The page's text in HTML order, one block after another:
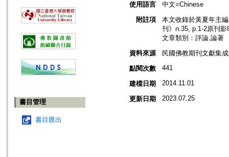
書目管理
書目匯出
使用語言
中文=Chinese
附註項
本文收錄於黃夏年主
刊》n.35, p.1-2原刊影
文章類別：評論,論著
資料來源
民國佛教期刊文獻集
點閱次數
441
建檔日期 2014.11.01
更新日期 2023.07.25